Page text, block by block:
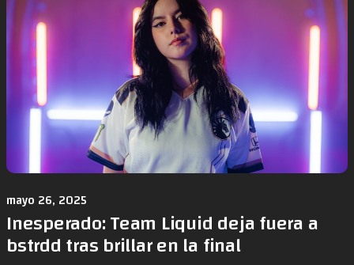
mayo 26, 2025
Inesperado: Team Liquid deja fuera a
bstrdd tras brillar en la final